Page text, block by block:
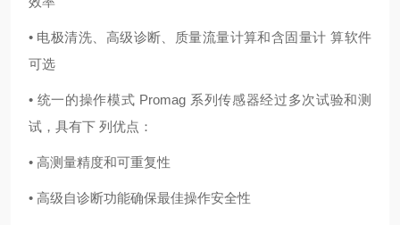
• 电极清洗、高级诊断、质量流量计算和含固量计 算软件
可选
• 统一的操作模式 Promag 系列传感器经过多次试验和测
试，具有下 列优点：
• 高测量精度和可重复性
• 高级自诊断功能确保最佳操作安全性